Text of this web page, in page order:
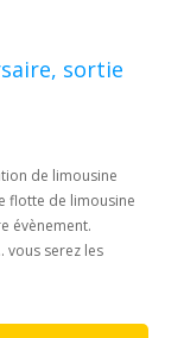
sortie
de limousine
flotte de limousine
évènement.
vous serez les